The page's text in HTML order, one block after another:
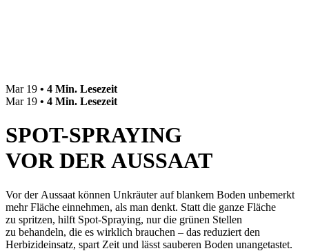
Mar 19 • 4 Min. Lesezeit
Mar 19 • 4 Min. Lesezeit
SPOT-SPRAYING
VOR DER AUSSAAT
Vor der Aussaat können Unkräuter auf blankem Boden unbemerkt
mehr Fläche einnehmen, als man denkt. Statt die ganze Fläche
zu spritzen, hilft Spot-Spraying, nur die grünen Stellen
zu behandeln, die es wirklich brauchen – das reduziert den
Herbizideinsatz, spart Zeit und lässt sauberen Boden unangetastet.